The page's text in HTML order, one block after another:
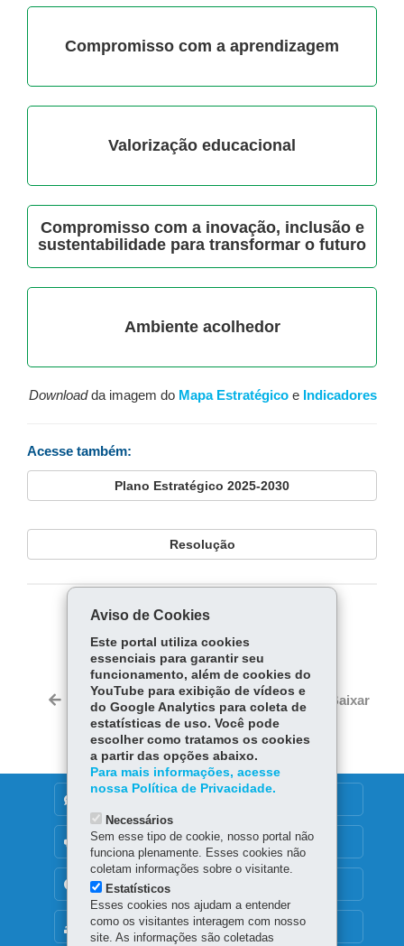
Compromisso com a aprendizagem
Valorização educacional
Compromisso com a inovação, inclusão e
sustentabilidade para transformar o futuro
Ambiente acolhedor
Downloadda imagem do Mapa Estratégico e Indicadores
Acesse também:
Plano Estratégico 2025-2030
Resolução
COMPARTILHE:
ce
bo
ok
Tw
itt
er
ha
ts
Ap
p
Voltar Início Imprimir Baixar
MAPA DO SITE
OUVIDORIA
TRANSPARÊNCIA INSTITUCIONAL
Aviso de Cookies
Este portal utiliza cookies
essenciais para garantir seu
funcionamento, além de cookies do
YouTube para exibição de vídeos e
do Google Analytics para coleta de
estatísticas de uso. Você pode
escolher como tratamos os cookies
a partir das opções abaixo.
Para mais informações, acesse
nossa Política de Privacidade.
Necessários
Sem esse tipo de cookie, nosso portal não
funciona plenamente. Esses cookies não
coletam informações sobre o visitante.
Estatísticos
Esses cookies nos ajudam a entender
como os visitantes interagem com nosso
site. As informações são coletadas